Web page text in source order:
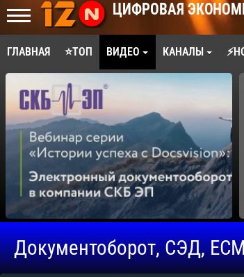
ЦИФРОВАЯ
ГЛАВНАЯ ⭐ТОП ВИДЕО КАНАЛЫ
Документоборот, СЭД,